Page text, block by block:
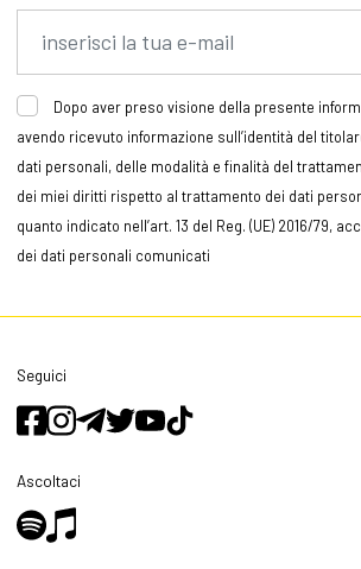
Dopo aver preso visione della presente
avendo ricevuto informazione sull’identità del
dati personali, delle modalità e finalità del
dei miei diritti rispetto al trattamento dei dati
quanto indicato nell’art. 13 del Reg. (UE) 2016/79,
dei dati personali comunicati
Seguici
Ascoltaci